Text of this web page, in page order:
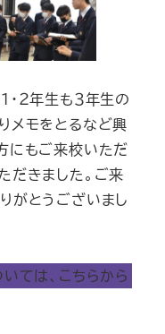
２年生も３年生の
メモをとるなど興
にもご来校いただ
だきました。ご来
がとうございまし
ては、こちらから